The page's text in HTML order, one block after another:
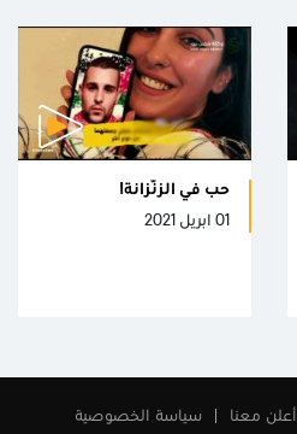
حب فِي الزّنزانة!
01 ابريل 2021
أعلن معنا سياسة الخصوصية